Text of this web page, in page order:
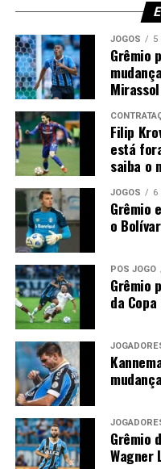
Gabriel Grando;
Kannemann e
Noriega; Tetê,
Luís Castro.
Foto: Lucas Uebel /
JOGOS 5
Grêmio
Mirassol
Filip
está
saiba o
JOGOS 6
Grêmio
o Bolívar
PÓS JOGO
Grêmio
da
Grêmio
Wagner